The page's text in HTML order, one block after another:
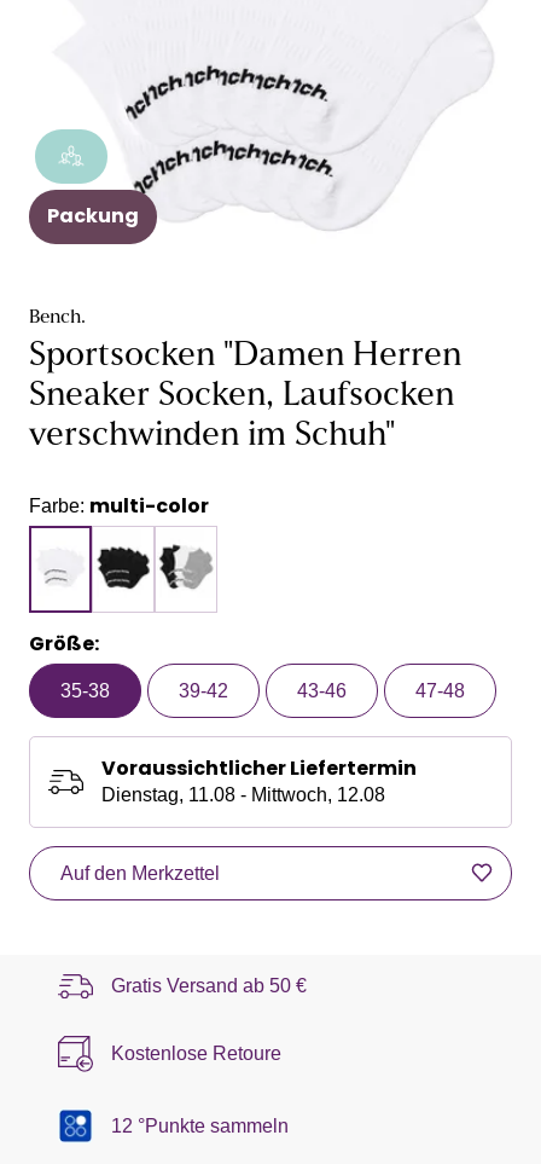
Packung
Bench.
Sportsocken "Damen Herren
Sneaker Socken, Laufsocken
verschwinden im Schuh"
Farbe: multi-color
Größe:
35-38 39-42 43-46 47-48
Voraussichtlicher Liefertermin
Dienstag, 11.08 - Mittwoch, 12.08
Auf den Merkzettel
Gratis Versand ab 50 €
Kostenlose Retoure
12 °Punkte sammeln